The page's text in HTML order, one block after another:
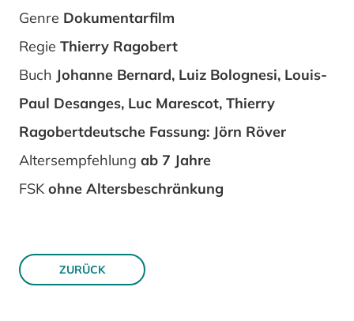
Genre Dokumentarfilm
Regie Thierry Ragobert
Buch Johanne Bernard, Luiz Bolognesi, Louis-
Paul Desanges, Luc Marescot, Thierry
Ragobertdeutsche Fassung: Jörn Röver
Altersempfehlung ab 7 Jahre
FSK ohne Altersbeschränkung
ZURÜCK